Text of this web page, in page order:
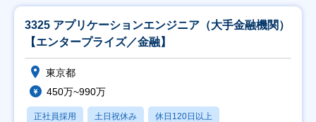
3325 アプリケーションエンジニア（大手金融機関）
【エンタープライズ／金融】
東京都
450万~990万
正社員採用 土日祝休み 休日120日以上